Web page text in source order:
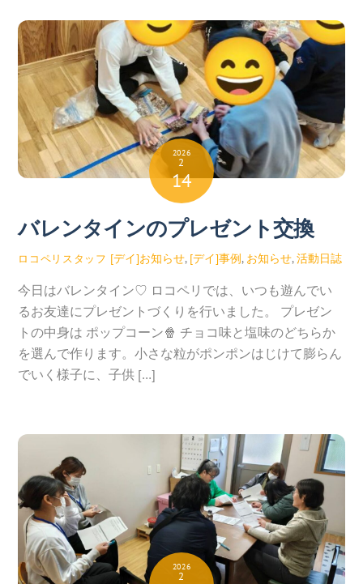
2026
2
14
バレンタインのプレゼント交換
ロコペリスタッフ [デイ]お知らせ, [デイ]事例, お知らせ,活動日誌
今日はバレンタイン♡ ロコペリでは、いつも遊んでい
るお友達にプレゼントづくりを行いました。 プレゼン
トの中身は ポップコーン🍿 チョコ味と塩味のどちらか
を選んで作ります。小さな粒がポンポンはじけて膨らん
でいく様子に、子供 […]
2026
2